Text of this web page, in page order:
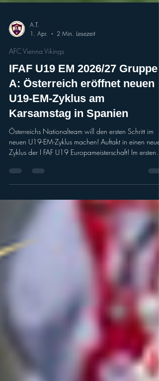
A.T.
1. Apr.
2 Min. Lesezeit
AFC Vienna Vikings
IFAF U19 EM 2026/27 Gruppe
A: Österreich eröffnet neuen
U19-EM-Zyklus am
Karsamstag in Spanien
neuen U19-EM-Zyklus machen! Auftakt in einen neuen
Zyklus der I FAF U19 Europameisterschaft! Im ersten
Spiel der EM 2026/27 trifft Österreichs U19-
Florian Grein am Karsamstag, 04.04.2026 um
17:00 Uhr MESZ auf Rückkehrer Spanien. Gespielt
(Zaragoza), knapp 2,5 Stunden entfernt von der
spanischen Hauptstadt Madrid. Für Österreich i